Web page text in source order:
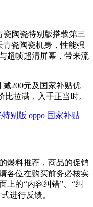
瓷陶瓷特别版搭载第三
瓷陶瓷机身，性能强
超帧超清屏幕，带来流
减200元及国家补贴优
比拉满，入手正当时。
别版 oppo 国家补贴
爆料推荐，商品的促销
各位在购买前务必核实
上的“内容纠错”、“纠
进行反馈。